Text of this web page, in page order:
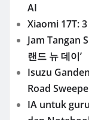
AI
Xiaomi 17T:
Jam Tangan
랜드 뉴 데이’
Isuzu
Road
IA untuk